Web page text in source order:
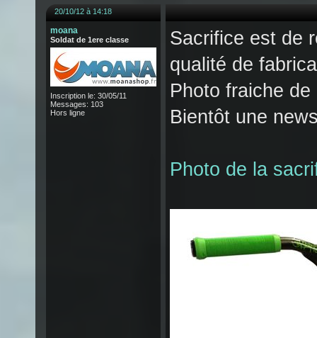
20/10/12 à 14:18
moana
Soldat de 1ere classe
Inscription le: 30/05/11
Messages: 103
Hors ligne
Sacrifice est de
qualité de
Photo fraiche
Bientôt une
Photo de la